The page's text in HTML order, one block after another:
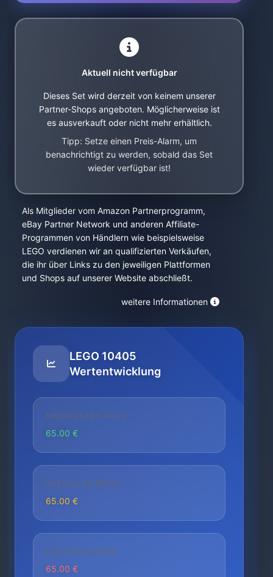
Aktuell nicht verfügbar
Dieses Set wird derzeit von keinem unserer
Partner-Shops angeboten. Möglicherweise ist
es ausverkauft oder nicht mehr erhältlich.
Tipp: Setze einen Preis-Alarm, um
benachrichtigt zu werden, sobald das Set
wieder verfügbar ist!
Als Mitglieder vom Amazon Partnerprogramm,
eBay Partner Network und anderen Affiliate-
Programmen von Händlern wie beispielsweise
LEGO verdienen wir an qualifizierten Verkäufen,
die ihr über Links zu den jeweiligen Plattformen
und Shops auf unserer Website abschließt.
weitere Informationen
LEGO 10405
Wertentwicklung
NIEDRIGSTER PREIS
65.00 €
AKTUELLER PREIS
65.00 €
HÖCHSTER PREIS
65.00 €